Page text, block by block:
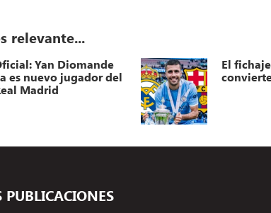
relevante...
Yan Diomande
es nuevo jugador del
Madrid
El
PUBLICACIONES